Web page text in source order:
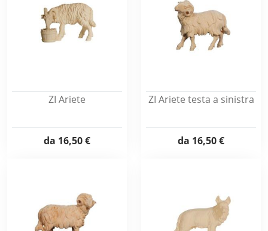
ZI Ariete
da 16,50 €
ZI Ariete testa a sinistra
da 16,50 €